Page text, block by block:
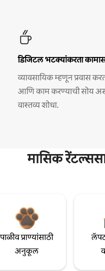
डिजिटल भटक्यांकरता
व्यावसायिक म्हणून प्रवास
आणि काम करण्याची सोय
वास्तव्य शोधा.
मासिक
पाळीव प्राण्यांसाठी
अनुकूल